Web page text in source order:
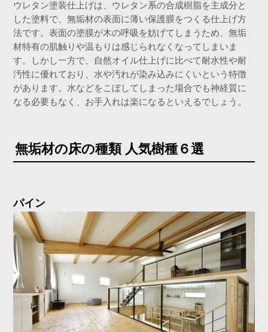
ウレタン塗装仕上げは、ウレタン系の合成樹脂を主成分と
した塗料で、無垢材の表面に薄い保護膜をつくる仕上げ方
法です。表面の塗膜が木の呼吸を妨げてしまうため、無垢
材特有の肌触りや温もりは感じられなくなってしまいま
す。しかし一方で、自然オイル仕上げに比べて耐水性や耐
汚性に優れており、水や汚れが染み込みにくいという特徴
があります。水などをこぼしてしまった場合でも神経質に
なる必要もなく、お手入れは楽になるといえるでしょう。
無垢材の床の種類 人気樹種６選
パイン